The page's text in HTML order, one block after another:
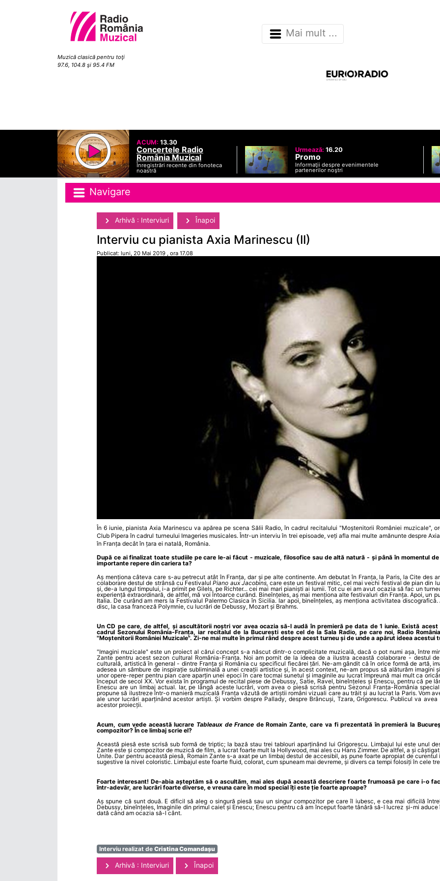
Muzică clasică pentru toţi
97.6, 104.8 şi 95.4 FM
Mai mult ...
ACUM: 13.30
Concertele Radio
România Muzical
Înregistrări recente din fonoteca
noastră
Urmează: 16.20
Promo
Informaţii despre evenimentele
partenerilor noştri
Navigare
Arhivă : Interviuri Înapoi
Interviu cu pianista Axia Marinescu (II)
Publicat: luni, 20 Mai 2019 , ora 17.08
În 6 iunie, pianista Axia Marinescu va apărea pe scena Sălii Radio, în cadrul recitalului "Moștenitorii României muzicale",
Club Pipera în cadrul turneului Imageries musicales. Într-un interviu în trei episoade, veți afla mai multe amănunte despre
în Franța decât în țara ei natală, România.
După ce ai finalizat toate studiile pe care le-ai făcut - muzicale, filosofice sau de altă natură - și până în momentul
importante repere din cariera ta?
Aș menționa câteva care s-au petrecut atât în Franța, dar și pe alte continente. Am debutat în Franța, la Paris, la Cite des
colaborare destul de strânsă cu FestivalulPiano aux Jacobins, care este un festival mitic, cel mai vechi festival de pian din
și, de-a lungul timpului, i-a primit pe Gilels, pe Richter... cei mai mari pianiști ai lumii. Tot cu ei am avut ocazia să fac un
experiență extraordinară, de altfel, mă voi întoarce curând. Bineînțeles, aș mai menționa alte festivaluri din Franța. Apoi, un
Italia. De curând am mers la Festivalul Palermo Clasica în Sicilia. Iar apoi, bineînțeles, aș menționa activitatea
disc, la casa franceză Polymnie, cu lucrări de Debussy, Mozart și Brahms.
Un CD pe care, de altfel, și ascultătorii noștri vor avea ocazia să-l audă în premieră pe data de 1 iunie. Există
cadrul Sezonului România-Franța, iar recitalul de la București este cel de la Sala Radio, pe care noi, Radio
"Moștenitorii României Muzicale". Zi-ne mai multe în primul rând despre acest turneu și de unde a apărut ideea acestui
"Imagini muzicale" este un proiect al cărui concept s-a născut dintr-o complicitate muzicală, dacă o pot numi așa, între
Zante pentru acest sezon cultural România-Franța. Noi am pornit de la ideea de a ilustra această colaborare - destul
culturală, artistică în general - dintre Franța și România cu specificul fiecărei țări. Ne-am gândit că în orice formă de artă,
adesea un sâmbure de inspirație subliminală a unei creații artistice și, în acest context, ne-am propus să alăturăm imagini
unor opere-reper pentru pian care aparțin unei epoci în care tocmai sunetul și imaginile au lucrat împreună mai mult ca
început de secol XX. Vor exista în programul de recital piese de Debussy, Satie, Ravel, bineînțeles și Enescu, pentru că pe
Enescu are un limbaj actual. Iar, pe lângă aceste lucrări, vom avea o piesă scrisă pentru Sezonul Franța-România
propune să ilustreze într-o manieră muzicală Franța văzută de artiștii români vizuali care au trăit și au lucrat la Paris. Vom
ale unor lucrări aparținând acestor artiști. Și vorbim despre Pallady, despre Brâncuși, Tzara, Grigorescu. Publicul va
acestor proiecții.
Acum, cum vede această lucrare Tableaux de France de Romain Zante, care va fi prezentată în premieră la
compozitor? În ce limbaj scrie el?
Această piesă este scrisă sub formă de triptic; la bază stau trei tablouri aparținând lui Grigorescu. Limbajul lui este unul
Zante este și compozitor de muzică de film, a lucrat foarte mult la Hollywood, mai ales cu Hans Zimmer. De altfel, a și
Unite. Dar pentru această piesă, Romain Zante s-a axat pe un limbaj destul de accesibil, aș pune foarte apropiat de
sugestive la nivel coloristic. Limbajul este foarte fluid, colorat, cum spuneam mai devreme, și divers ca tempi folosiți în cele
Foarte interesant! De-abia așteptăm să o ascultăm, mai ales după această descriere foarte frumoasă pe care i-o
într-adevăr, are lucrări foarte diverse, e vreuna care în mod special îți este ție foarte aproape?
Aș spune că sunt două. E dificil să aleg o singură piesă sau un singur compozitor pe care îl iubesc, e cea mai dificilă
Debussy, bineînțeles, Imaginile din primul caiet și Enescu; Enescu pentru că am început foarte tânără să-l lucrez și-mi
dată când am ocazia să-l cânt.
Interviu realizat de Cristina Comandașu
Arhivă : Interviuri Înapoi